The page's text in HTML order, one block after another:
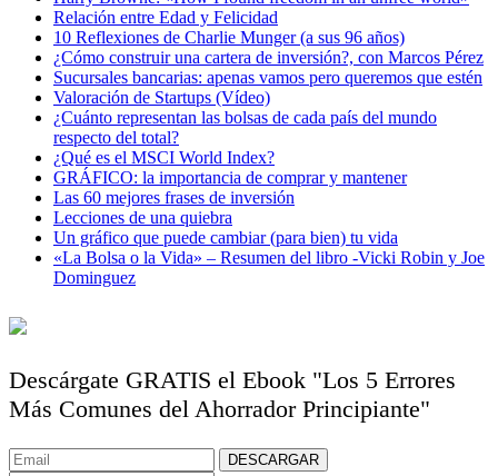
Relación entre Edad y Felicidad
10 Reflexiones de Charlie Munger (a sus 96 años)
¿Cómo construir una cartera de inversión?, con Marcos Pérez
Sucursales bancarias: apenas vamos pero queremos que estén
Valoración de Startups (Vídeo)
¿Cuánto representan las bolsas de cada país del mundo
respecto del total?
¿Qué es el MSCI World Index?
GRÁFICO: la importancia de comprar y mantener
Las 60 mejores frases de inversión
Lecciones de una quiebra
Un gráfico que puede cambiar (para bien) tu vida
«La Bolsa o la Vida» – Resumen del libro -Vicki Robin y Joe
Dominguez
Descárgate GRATIS el Ebook "Los 5 Errores
Más Comunes del Ahorrador Principiante"